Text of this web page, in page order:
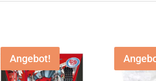
Angebot!